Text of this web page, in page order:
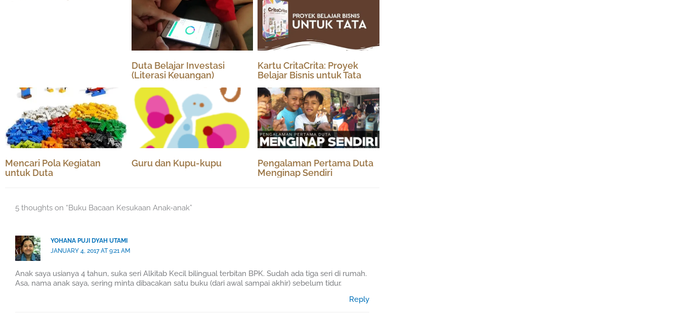
Duta Belajar Investasi
(Literasi Keuangan)
Kartu CritaCrita: Proyek
Belajar Bisnis untuk Tata
Mencari Pola Kegiatan
untuk Duta
Guru dan Kupu-kupu
Pengalaman Pertama Duta
Menginap Sendiri
5 thoughts on “Buku Bacaan Kesukaan Anak-anak”
YOHANA PUJI DYAH UTAMI
JANUARY 4, 2017 AT 9:21 AM
Anak saya usianya 4 tahun, suka seri Alkitab Kecil bilingual terbitan BPK. Sudah ada tiga seri di rumah.
Asa, nama anak saya, sering minta dibacakan satu buku (dari awal sampai akhir) sebelum tidur.
Reply